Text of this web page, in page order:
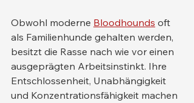
Obwohl moderne Bloodhounds oft
als Familienhunde gehalten werden,
besitzt die Rasse nach wie vor einen
ausgeprägten Arbeitsinstinkt. Ihre
Entschlossenheit, Unabhängigkeit
und Konzentrationsfähigkeit machen